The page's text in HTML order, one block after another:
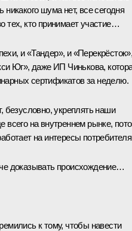
никакого шума нет, все сегодня
тех, кто принимает участие…
и «Тандер», и
Юг», даже ИП Чинькова,
сертификатов за неделю.
безусловно, укреплять наши
всего на внутреннем рынке,
на интересы
доказывать происхождение…
к тому, чтобы навести